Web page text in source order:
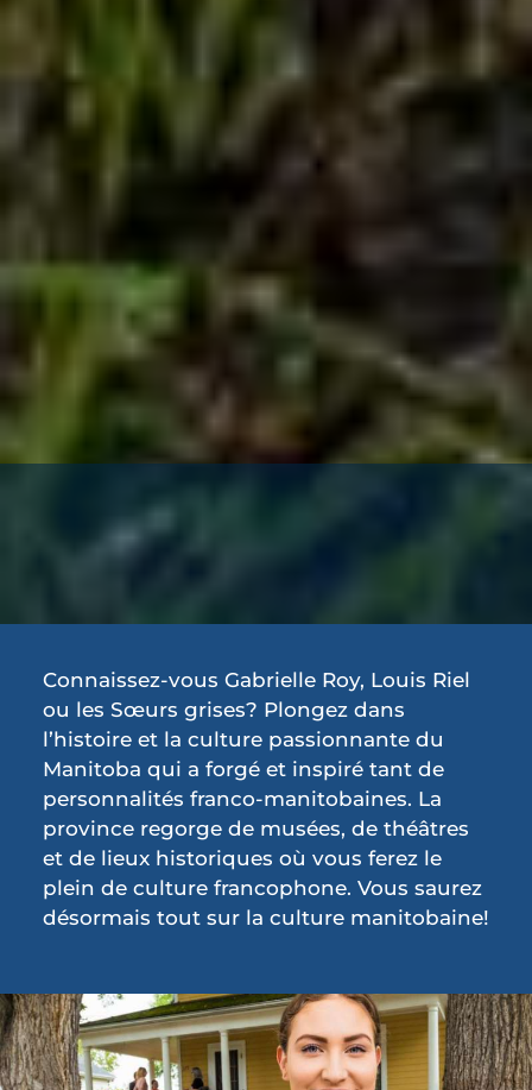
Connaissez-vous Gabrielle Roy, Louis Riel
ou les Sœurs grises? Plongez dans
l’histoire et la culture passionnante du
Manitoba qui a forgé et inspiré tant de
personnalités franco-manitobaines. La
province regorge de musées, de théâtres
et de lieux historiques où vous ferez le
plein de culture francophone. Vous saurez
désormais tout sur la culture manitobaine!